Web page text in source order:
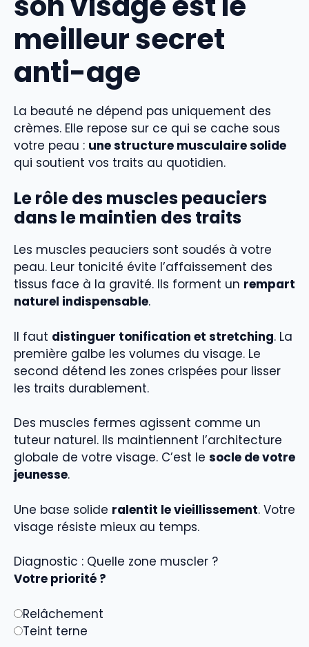
meilleur secret
anti-age
La beauté ne dépend pas uniquement des
crèmes. Elle repose sur ce qui se cache sous
votre peau : une structure musculaire solide
qui soutient vos traits au quotidien.
Le rôle des muscles peauciers
dans le maintien des traits
Les muscles peauciers sont soudés à votre
peau. Leur tonicité évite l’affaissement des
tissus face à la gravité. Ils forment un rempart
naturel indispensable.
Il faut distinguer tonification et stretching. La
première galbe les volumes du visage. Le
second détend les zones crispées pour lisser
les traits durablement.
Des muscles fermes agissent comme un
tuteur naturel. Ils maintiennent l’architecture
globale de votre visage. C’est le socle de votre
jeunesse.
Une base solide ralentit le vieillissement. Votre
visage résiste mieux au temps.
Diagnostic : Quelle zone muscler ?
Votre priorité ?
Relâchement
Teint terne